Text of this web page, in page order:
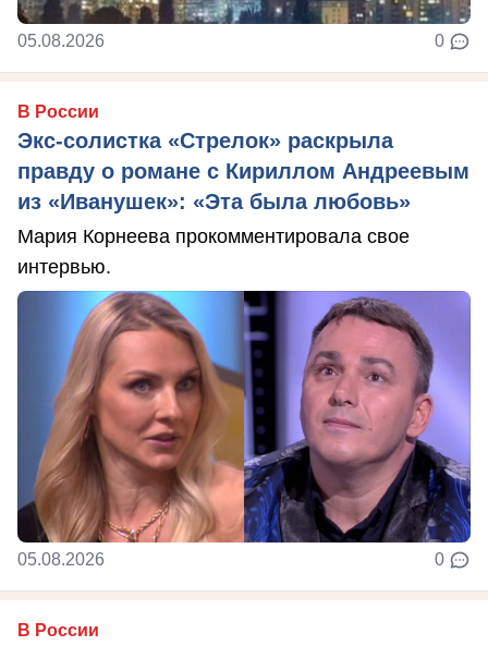
05.08.2026 0
В России
Экс-солистка «Стрелок» раскрыла
правду о романе с Кириллом Андреевым
из «Иванушек»: «Эта была любовь»
Мария Корнеева прокомментировала свое
интервью.
05.08.2026 0
В России